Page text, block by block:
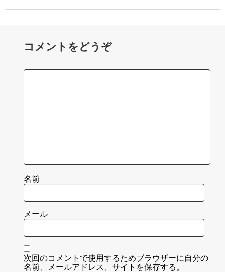
コメントをどうぞ
名前
メール
次回のコメントで使用するためブラウザーに自分の
名前、メールアドレス、サイトを保存する。